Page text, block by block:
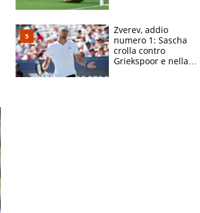
che ritiro
Zverev, addio
numero 1: Sascha
crolla contro
Griekspoor e nella